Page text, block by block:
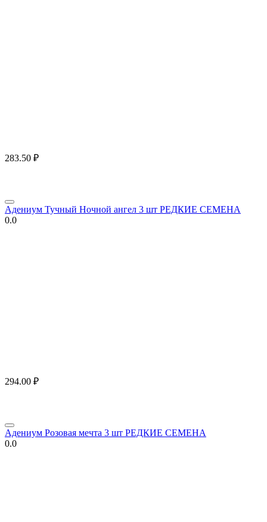
283.50 ₽
Адениум Тучный Ночной ангел 3 шт РЕДКИЕ СЕМЕНА
0.0
294.00 ₽
Адениум Розовая мечта 3 шт РЕДКИЕ СЕМЕНА
0.0